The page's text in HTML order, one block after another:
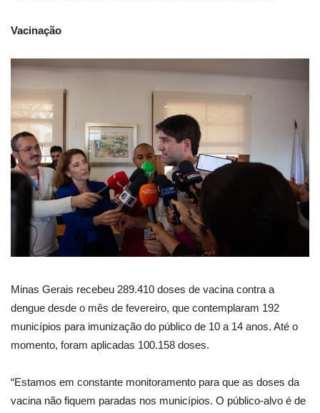
Vacinação
Minas Gerais recebeu 289.410 doses de vacina contra a
dengue desde o mês de fevereiro, que contemplaram 192
municípios para imunização do público de 10 a 14 anos. Até o
momento, foram aplicadas 100.158 doses.
“Estamos em constante monitoramento para que as doses da
vacina não fiquem paradas nos municípios. O público-alvo é de